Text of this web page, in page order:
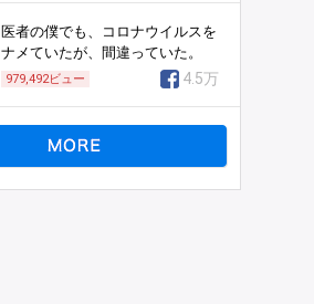
医者の僕でも、コロナウイルスを
ナメていたが、間違っていた。
979,492ビュー 4.5万